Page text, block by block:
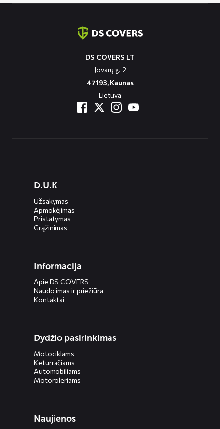
DS COVERS LT
Jovarų g. 2
47193, Kaunas
Lietuva
menusD.U.K
Užsakymas
Apmokėjimas
Pristatymas
Grąžinimas
Informacija
Apie DS COVERS
Naudojimas ir priežiūra
Kontaktai
Dydžio pasirinkimas
Motociklams
Keturračiams
Automobiliams
Motoroleriams
Naujienos